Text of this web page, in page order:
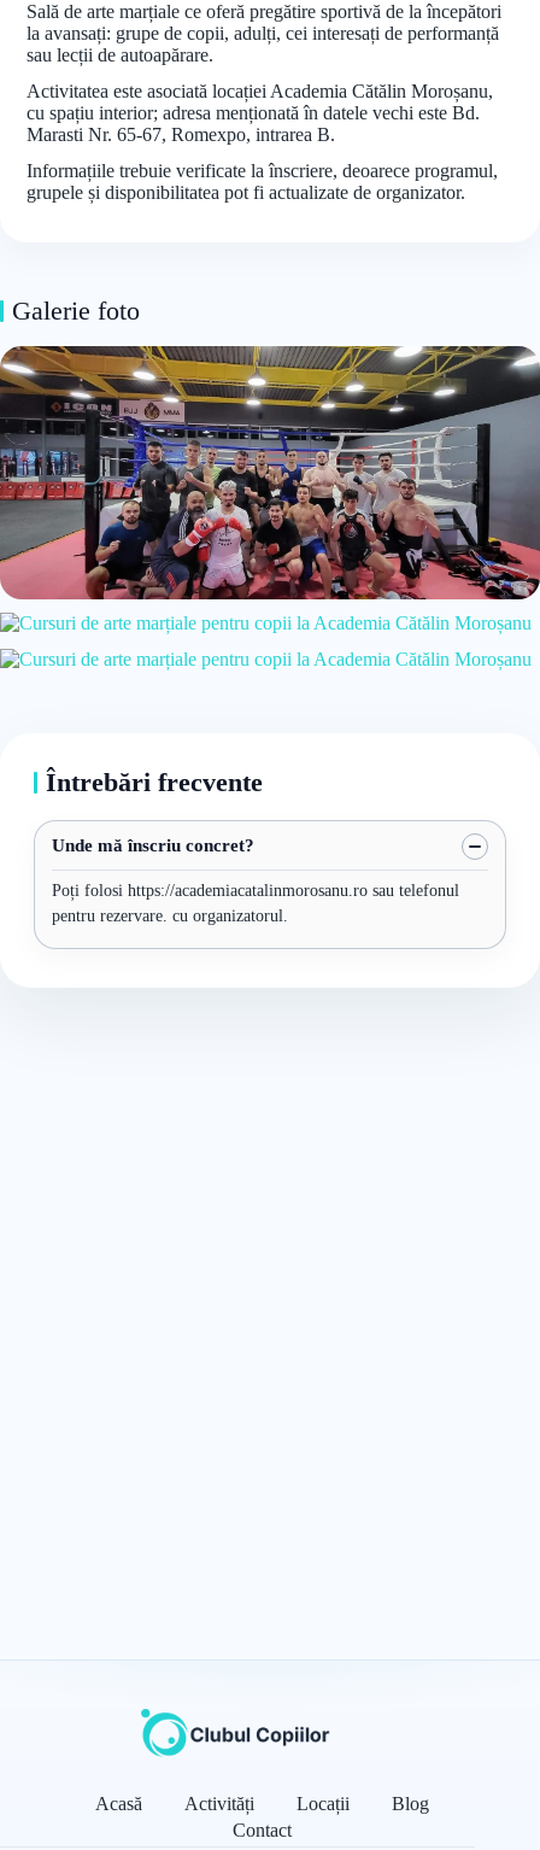
Sală de arte marțiale ce oferă pregătire sportivă de la începători
la avansați: grupe de copii, adulți, cei interesați de performanță
sau lecții de autoapărare.
Activitatea este asociată locației Academia Cătălin Moroșanu,
cu spațiu interior; adresa menționată în datele vechi este Bd.
Marasti Nr. 65-67, Romexpo, intrarea B.
Informațiile trebuie verificate la înscriere, deoarece programul,
grupele și disponibilitatea pot fi actualizate de organizator.
Galerie foto
Întrebări frecvente
Unde mă înscriu concret?
Poți folosi https://academiacatalinmorosanu.ro sau telefonul
pentru rezervare. cu organizatorul.
Acasă Activități Locații
Blog
Contact